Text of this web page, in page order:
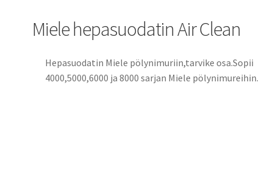
Miele hepasuodatin Air Clean
Hepasuodatin Miele pölynimuriin,tarvike osa.Sopii
4000,5000,6000 ja 8000 sarjan Miele pölynimureihin.